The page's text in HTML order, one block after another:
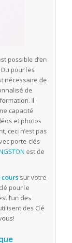
possible d’en
pour les
nécessaire de
de
Il
capacité
et photos
ceci n’est pas
porte-clés
est de
sur votre
pour le
l’un des
des Clé